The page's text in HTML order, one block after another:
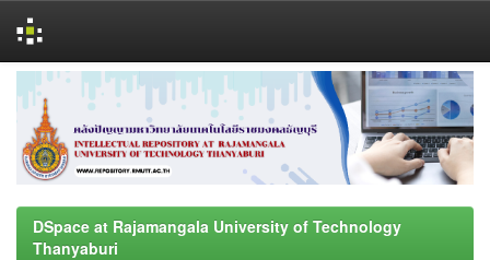
navigation
DSpace at Rajamangala University of Technology
Thanyaburi